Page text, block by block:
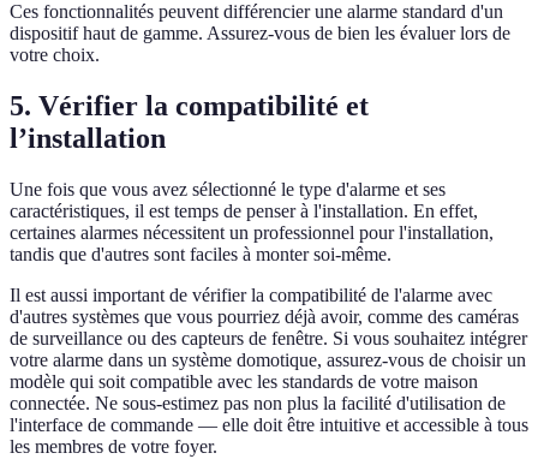
Ces fonctionnalités peuvent différencier une alarme standard d'un
dispositif haut de gamme. Assurez-vous de bien les évaluer lors de
votre choix.
5. Vérifier la compatibilité et
l’installation
Une fois que vous avez sélectionné le type d'alarme et ses
caractéristiques, il est temps de penser à l'installation. En effet,
certaines alarmes nécessitent un professionnel pour l'installation,
tandis que d'autres sont faciles à monter soi-même.
Il est aussi important de vérifier la compatibilité de l'alarme avec
d'autres systèmes que vous pourriez déjà avoir, comme des caméras
de surveillance ou des capteurs de fenêtre. Si vous souhaitez intégrer
votre alarme dans un système domotique, assurez-vous de choisir un
modèle qui soit compatible avec les standards de votre maison
connectée. Ne sous-estimez pas non plus la facilité d'utilisation de
l'interface de commande — elle doit être intuitive et accessible à tous
les membres de votre foyer.